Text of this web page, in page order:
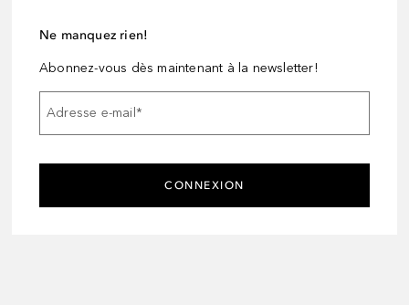
Ne manquez rien!
Abonnez-vous dès maintenant à la newsletter!
Adresse e-mail*
CONNEXION